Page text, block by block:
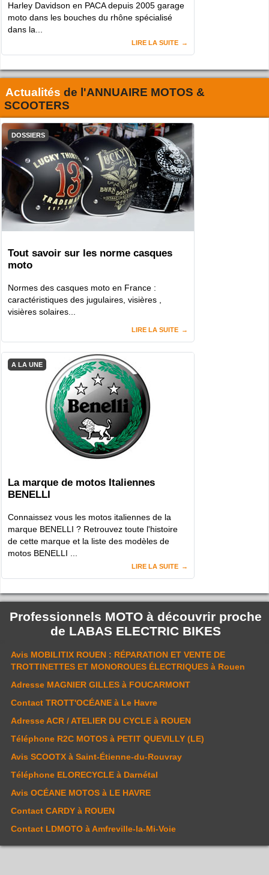
Harley Davidson en PACA depuis 2005 garage
moto dans les bouches du rhône spécialisé
dans la...
LIRE LA SUITE
Actualités de l'ANNUAIRE MOTOS &
SCOOTERS
DOSSIERS
Tout savoir sur les norme casques
moto
Normes des casques moto en France :
caractéristiques des jugulaires, visières ,
visières solaires...
LIRE LA SUITE
A LA UNE
La marque de motos Italiennes
BENELLI
Connaissez vous les motos italiennes de la
marque BENELLI ? Retrouvez toute l'histoire
de cette marque et la liste des modèles de
motos BENELLI ...
LIRE LA SUITE
Professionnels MOTO à découvrir proche
de LABAS ELECTRIC BIKES
Avis MOBILITIX ROUEN : RÉPARATION ET VENTE DE
TROTTINETTES ET MONOROUES ÉLECTRIQUES à Rouen
Adresse MAGNIER GILLES à FOUCARMONT
Contact TROTT'OCÉANE à Le Havre
Adresse ACR / ATELIER DU CYCLE à ROUEN
Téléphone R2C MOTOS à PETIT QUEVILLY (LE)
Avis SCOOTX à Saint-Étienne-du-Rouvray
Téléphone ELORECYCLE à Darnétal
Avis OCÉANE MOTOS à LE HAVRE
Contact CARDY à ROUEN
Contact LDMOTO à Amfreville-la-Mi-Voie